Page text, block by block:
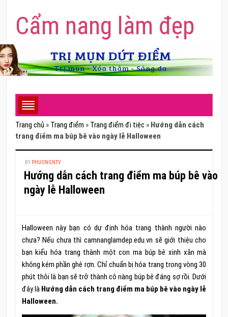
Cẩm nang làm đẹp
Trang chủ » Trang điểm » Trang điểm đi tiệc » Hướng dẫn cách
trang điểm ma búp bê vào ngày lễ Halloween
BY PHUONGNTV
Hướng dẫn cách trang điểm ma búp bê vào
ngày lễ Halloween
Halloween này bạn có dự định hóa trang thành người nào
chưa? Nếu chưa thì camnanglamdep.edu.vn sẽ giới thiệu cho
bạn kiểu hóa trang thành một con ma búp bê xinh xắn mà
không kém phần ghê rợn. Chỉ chuẩn bị hóa trang trong vòng 30
phút thôi là bạn sẽ trở thành cô nàng búp bê đáng sợ rồi. Dưới
đây là Hướng dẫn cách trang điểm ma búp bê vào ngày lễ
Halloween.